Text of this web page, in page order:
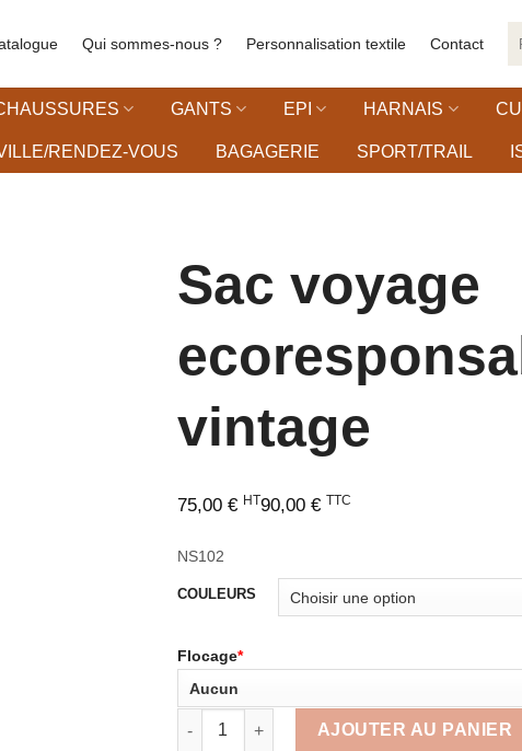
Qui sommes-nous ? Personnalisation textile Contact
GANTS EPI HARNAIS
RENDEZ-VOUS BAGAGERIE SPORT/TRAIL
Sac voyage
vintage
75,00 € HT90,00 € TTC
NS102
COULEURS
*
Flocage
quantité de Sac voyage ecoresponsable
AJOUTER AU PANIER